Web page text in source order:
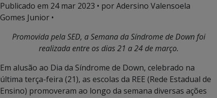
Publicado em 24 mar 2023 • por Adersino Valensoela
Gomes Junior •
Promovida pela SED, a Semana da Síndrome de Down foi
realizada entre os dias 21 a 24 de março.
Em alusão ao Dia da Síndrome de Down, celebrado na
última terça-feira (21), as escolas da REE (Rede Estadual de
Ensino) promoveram ao longo da semana diversas ações